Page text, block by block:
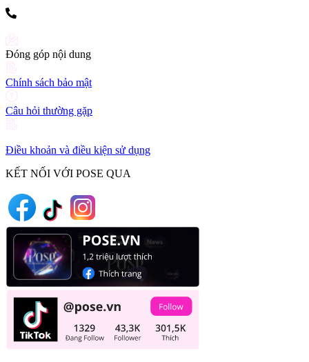
Đóng góp nội dung
Chính sách bảo mật
Câu hỏi thường gặp
Điều khoản và điều kiện sử dụng
KẾT NỐI VỚI POSE QUA